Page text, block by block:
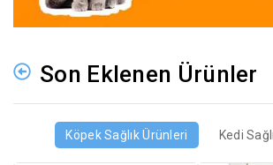
Son Eklenen Ürünler
Köpek Sağlık Ürünleri Kedi